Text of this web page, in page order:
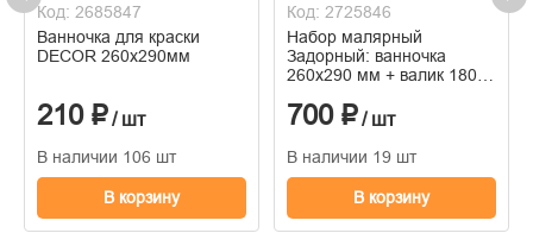
Код: 2685847
Ванночка для краски
DECOR 260х290мм
210 ₽/ шт
В наличии 106 шт
В корзину
Код: 2725846
Набор малярный
Задорный: ванночка
260x290 мм + валик 180
мм, полиамид.
700 ₽/ шт
В наличии 19 шт
В корзину